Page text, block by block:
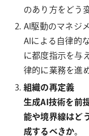
のあり方をどう
AI駆動のマネジ
AIによる自律的
に都度指示を与
律的に業務を進
組織の再定義
生成AI技術を前
能や境界線はど
成するべきか。